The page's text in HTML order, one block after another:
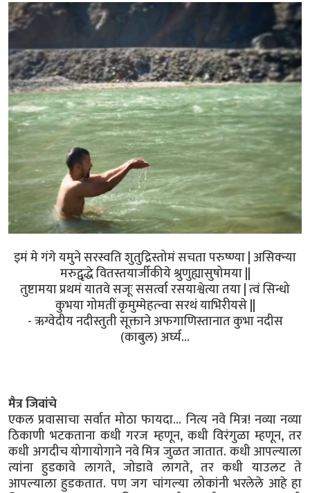
इमं मे गंगे यमुने सरस्वति शुतुद्रिस्तोमं सचता परुष्ण्या | असिक्न्या
मरुद्वृद्धे वितस्तयार्जीकीये श्रुणुह्यासुषोमया ||
तुष्टामया प्रथमं यातवे सजूः ससर्त्वा रसयाश्वेत्या तया | त्वं सिन्धो
कुभया गोमतीं कृमुम्मेहत्न्वा सरथं याभिरीयसे ||
- ऋग्वेदीय नदीस्तुती सूक्ताने अफगाणिस्तानात कुभा नदीस
(काबुल) अर्घ्य...
मैत्र जिवांचे
एकल प्रवासाचा सर्वात मोठा फायदा... नित्य नवे मित्र! नव्या नव्या
ठिकाणी भटकताना कधी गरज म्हणून, कधी विरंगुळा म्हणून, तर
कधी अगदीच योगायोगाने नवे मित्र जुळत जातात. कधी आपल्याला
त्यांना हुडकावे लागते, जोडावे लागते, तर कधी याउलट ते
आपल्याला हुडकतात. पण जग चांगल्या लोकांनी भरलेले आहे हा